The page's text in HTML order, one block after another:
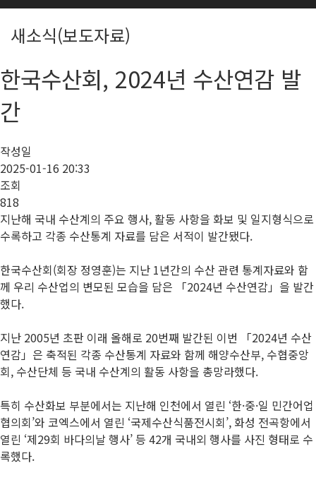
새소식(보도자료)
한국수산회, 2024년 수산연감 발
간
작성일
2025-01-16 20:33
조회
818
지난해 국내 수산계의 주요 행사, 활동 사항을 화보 및 일지형식으로
수록하고 각종 수산통계 자료를 담은 서적이 발간됐다.
한국수산회(회장 정영훈)는 지난 1년간의 수산 관련 통계자료와 함
께 우리 수산업의 변모된 모습을 담은 「2024년 수산연감」을 발간
했다.
지난 2005년 초판 이래 올해로 20번째 발간된 이번 「2024년 수산
연감」은 축적된 각종 수산통계 자료와 함께 해양수산부, 수협중앙
회, 수산단체 등 국내 수산계의 활동 사항을 총망라했다.
특히 수산화보 부분에서는 지난해 인천에서 열린 ‘한·중·일 민간어업
협의회’와 코엑스에서 열린 ‘국제수산식품전시회’, 화성 전곡항에서
열린 ‘제29회 바다의날 행사’ 등 42개 국내외 행사를 사진 형태로 수
록했다.